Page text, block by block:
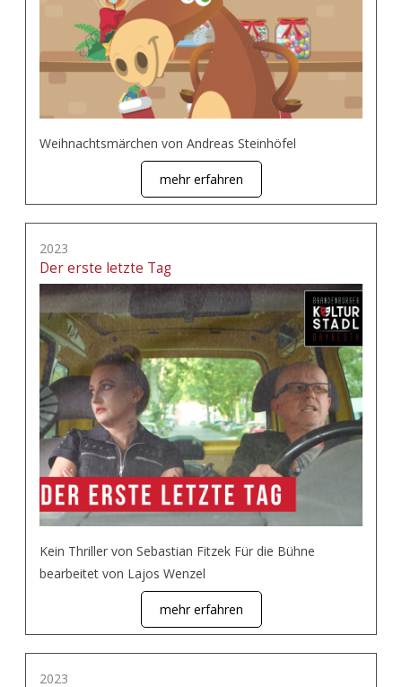
Weihnachtsmärchen von Andreas Steinhöfel
mehr erfahren
2023
Der erste letzte Tag
Kein Thriller von Sebastian Fitzek Für die Bühne
bearbeitet von Lajos Wenzel
mehr erfahren
2023